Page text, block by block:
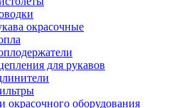
окрасочные
для рукавов
окрасочного оборудования